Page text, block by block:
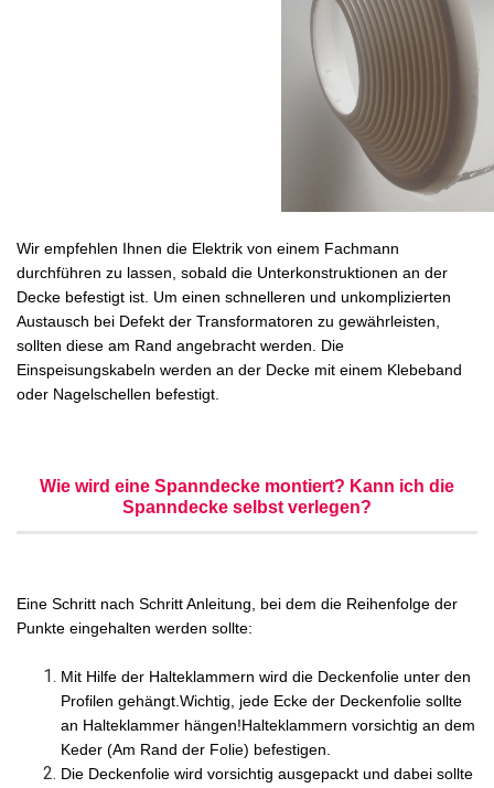
Wir empfehlen Ihnen die Elektrik von einem Fachmann
durchführen zu lassen, sobald die Unterkonstruktionen an der
Decke befestigt ist. Um einen schnelleren und unkomplizierten
Austausch bei Defekt der Transformatoren zu gewährleisten,
sollten diese am Rand angebracht werden. Die
Einspeisungskabeln werden an der Decke mit einem Klebeband
oder Nagelschellen befestigt.
Wie wird eine Spanndecke montiert? Kann ich die
Spanndecke selbst verlegen?
Eine Schritt nach Schritt Anleitung, bei dem die Reihenfolge der
Punkte eingehalten werden sollte:
Mit Hilfe der Halteklammern wird die Deckenfolie unter den
Profilen gehängt.Wichtig, jede Ecke der Deckenfolie sollte
an Halteklammer hängen!Halteklammern vorsichtig an dem
Keder (Am Rand der Folie) befestigen.
Die Deckenfolie wird vorsichtig ausgepackt und dabei sollte